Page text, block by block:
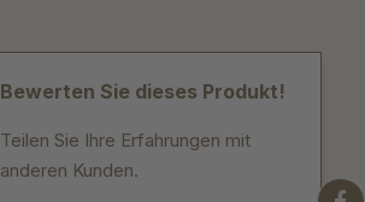
Bewerten Sie dieses Produkt!
Teilen Sie Ihre Erfahrungen mit
anderen Kunden.